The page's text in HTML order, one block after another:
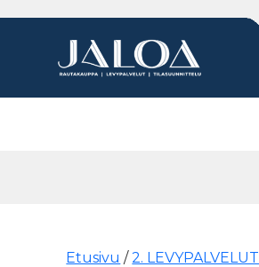
Products search
Etusivu /2. LEVYPALVELUT